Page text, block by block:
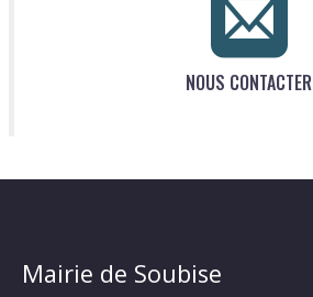
NOUS CONTACTER
Mairie de Soubise